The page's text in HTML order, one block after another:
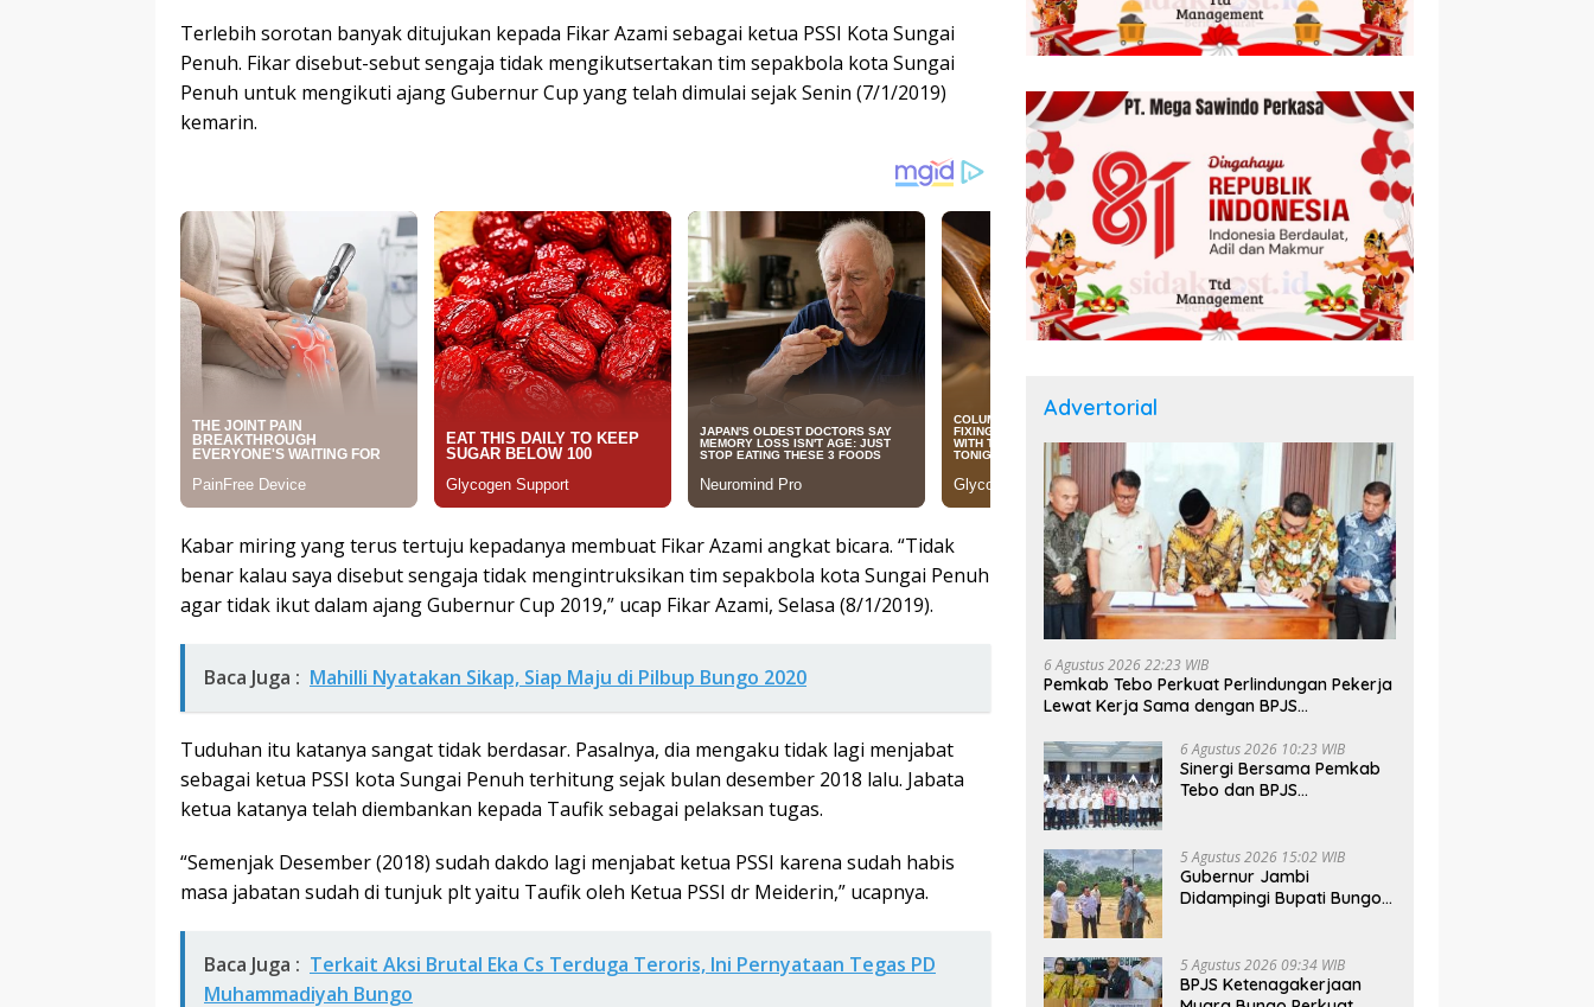
Terlebih sorotan banyak ditujukan kepada Fikar Azami sebagai ketua PSSI Kota Sungai
Penuh. Fikar disebut-sebut sengaja tidak mengikutsertakan tim sepakbola kota Sungai
Penuh untuk mengikuti ajang Gubernur Cup yang telah dimulai sejak Senin (7/1/2019)
kemarin.
Kabar miring yang terus tertuju kepadanya membuat Fikar Azami angkat bicara. “Tidak
benar kalau saya disebut sengaja tidak mengintruksikan tim sepakbola kota Sungai Penuh
agar tidak ikut dalam ajang Gubernur Cup 2019,” ucap Fikar Azami, Selasa (8/1/2019).
Baca Juga : Mahilli Nyatakan Sikap, Siap Maju di Pilbup Bungo 2020
Tuduhan itu katanya sangat tidak berdasar. Pasalnya, dia mengaku tidak lagi menjabat
sebagai ketua PSSI kota Sungai Penuh terhitung sejak bulan desember 2018 lalu. Jabata
ketua katanya telah diembankan kepada Taufik sebagai pelaksan tugas.
“Semenjak Desember (2018) sudah dakdo lagi menjabat ketua PSSI karena sudah habis
masa jabatan sudah di tunjuk plt yaitu Taufik oleh Ketua PSSI dr Meiderin,” ucapnya.
Baca Juga : Terkait Aksi Brutal Eka Cs Terduga Teroris, Ini Pernyataan Tegas PD
Muhammadiyah Bungo
Advertorial
6 Agustus 2026 22:23 WIB
Pemkab Tebo Perkuat Perlindungan Pekerja
Lewat Kerja Sama dengan BPJS
6 Agustus 2026 10:23 WIB
Sinergi Bersama Pemkab
Tebo dan BPJS
hingga ke Desa
5 Agustus 2026 15:02 WIB
Gubernur Jambi
Didampingi Bupati Bungo
5 Agustus 2026 09:34 WIB
BPJS Ketenagakerjaan